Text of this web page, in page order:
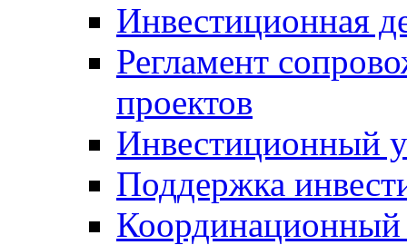
Инвестиционная
Регламент
проектов
Инвестиционный
Поддержка
Координационный